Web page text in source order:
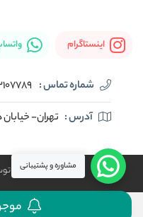
اینستاگرام
شماره تماس :
آدرس : تهران- خیابان
طراحی و توسعه
مشاوره و پشتیبانی